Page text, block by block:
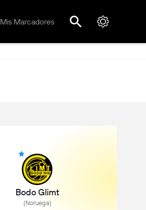
Mis Marcadores
Bodo Glimt
(Noruega)